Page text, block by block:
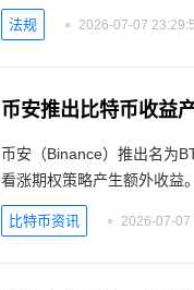
法规 2026-07-07
币安推出比特币收益
币安（Binance）推出名为
看涨期权策略产生额外收益
比特币资讯 2026-07-07